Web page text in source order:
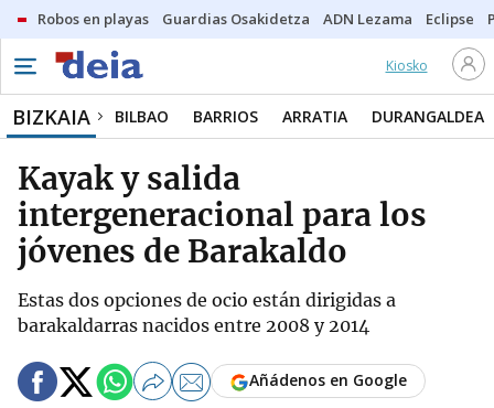
Robos en playas Guardias Osakidetza ADN Lezama Eclipse
Kiosko
BIZKAIA BILBAO BARRIOS ARRATIA DURANGALDEA
Kayak y salida
intergeneracional para los
jóvenes de Barakaldo
Estas dos opciones de ocio están dirigidas a
barakaldarras nacidos entre 2008 y 2014
Añádenos en Google